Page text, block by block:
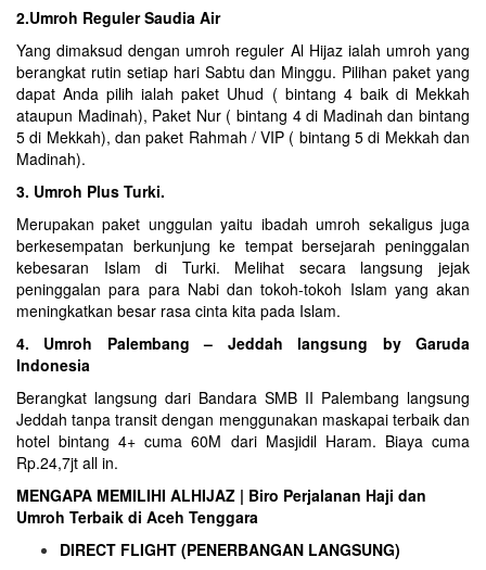
2.Umroh Reguler Saudia Air
Yang dimaksud dengan umroh reguler Al Hijaz ialah umroh yang
berangkat rutin setiap hari Sabtu dan Minggu. Pilihan paket yang
dapat Anda pilih ialah paket Uhud ( bintang 4 baik di Mekkah
ataupun Madinah), Paket Nur ( bintang 4 di Madinah dan bintang
5 di Mekkah), dan paket Rahmah / VIP ( bintang 5 di Mekkah dan
Madinah).
3. Umroh Plus Turki.
Merupakan paket unggulan yaitu ibadah umroh sekaligus juga
berkesempatan berkunjung ke tempat bersejarah peninggalan
kebesaran Islam di Turki. Melihat secara langsung jejak
peninggalan para para Nabi dan tokoh-tokoh Islam yang akan
meningkatkan besar rasa cinta kita pada Islam.
4. Umroh Palembang – Jeddah langsung by Garuda
Indonesia
Berangkat langsung dari Bandara SMB II Palembang langsung
Jeddah tanpa transit dengan menggunakan maskapai terbaik dan
hotel bintang 4+ cuma 60M dari Masjidil Haram. Biaya cuma
Rp.24,7jt all in.
MENGAPA MEMILIHI ALHIJAZ | Biro Perjalanan Haji dan
Umroh Terbaik di Aceh Tenggara
DIRECT FLIGHT (PENERBANGAN LANGSUNG)